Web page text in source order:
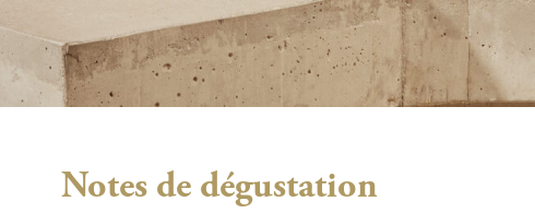
Notes de dégustation